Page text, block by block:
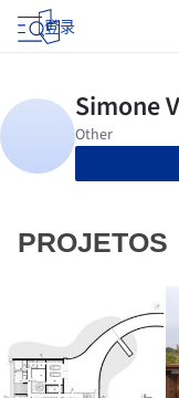
登录
PROJETOS